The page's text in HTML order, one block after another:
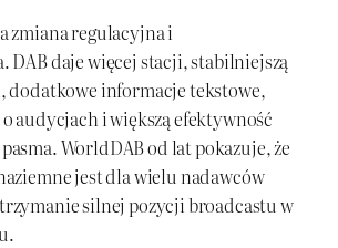
zmiana regulacyjna i
DAB daje więcej stacji, stabilniejszą
dodatkowe informacje tekstowe,
audycjach i większą efektywność
WorldDAB od lat pokazuje, że
jest dla wielu nadawców
silnej pozycji broadcastu w